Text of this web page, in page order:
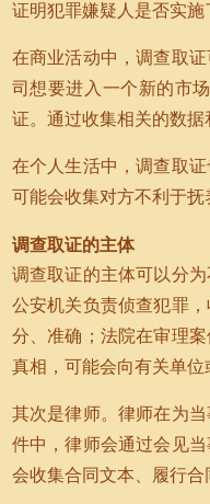
证明犯罪嫌疑人是否实施
在商业活动中，调查取
司想要进入一个新的市
证。通过收集相关的数据
在个人生活中，调查取
可能会收集对方不利于抚
调查取证的主体
调查取证的主体可以分
公安机关负责侦查犯罪
分、准确；法院在审理
真相，可能会向有关单位
其次是律师。律师在为
件中，律师会通过会见
会收集合同文本、履行合